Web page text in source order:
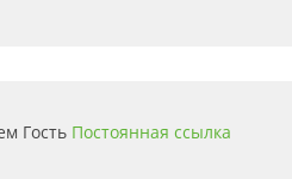
Гость Постоянная ссылка